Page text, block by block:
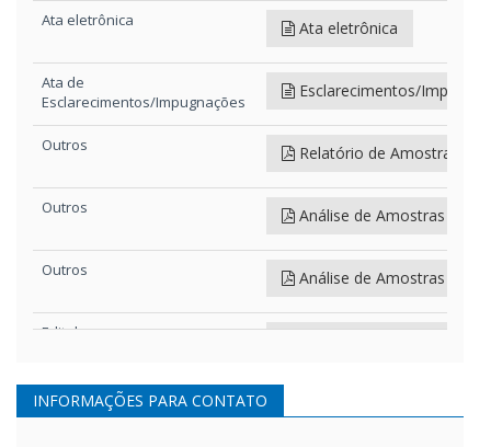
Tipo de documento
Ata eletrônica Ata eletrônica
Ata de
Esclarecimentos/Impugnações
Esclarecimentos/
Outros Relatório de Amostras
Outros Análise de Amostras 2
Outros Análise de Amostras
Edital e anexos
INFORMAÇÕES PARA CONTATO